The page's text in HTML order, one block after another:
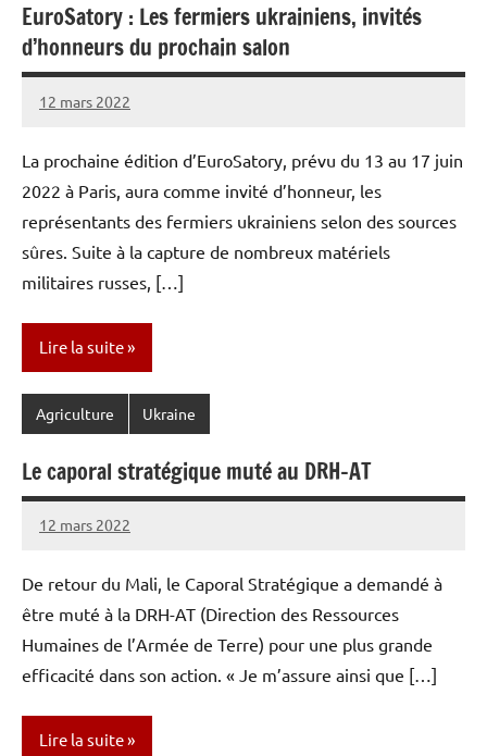
EuroSatory : Les fermiers ukrainiens, invités
d’honneurs du prochain salon
12 mars 2022
Caporal
1
La prochaine édition d’EuroSatory, prévu du 13 au 17 juin
2022 à Paris, aura comme invité d’honneur, les
représentants des fermiers ukrainiens selon des sources
sûres. Suite à la capture de nombreux matériels
militaires russes, […]
Lire la suite
Agriculture Ukraine
Le caporal stratégique muté au DRH-AT
12 mars 2022
Caporal
Aucun
De retour du Mali, le Caporal Stratégique a demandé à
être muté à la DRH-AT (Direction des Ressources
Humaines de l’Armée de Terre) pour une plus grande
efficacité dans son action. « Je m’assure ainsi que […]
Lire la suite